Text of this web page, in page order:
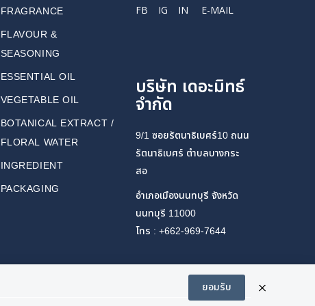
FRAGRANCE
FLAVOUR &
SEASONING
ESSENTIAL OIL
VEGETABLE OIL
BOTANICAL EXTRACT /
FLORAL WATER
INGREDIENT
PACKAGING
FB IG IN E-MAIL
บริษัท เดอะมิทธ์
จำกัด
9/1 ซอยรัตนาธิเบศร์10 ถนน
รัตนาธิเบศร์ ตำบลบางกระ
สอ
อำเภอเมืองนนทบุรี จังหวัด
นนทบุรี 11000
โทร : +662-969-7644
ยอมรับ